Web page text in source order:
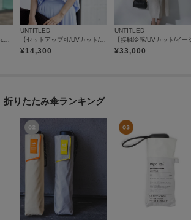
UNTITLED
¥14,300
UNTITLED
¥33,000
折りたたみ傘ランキング